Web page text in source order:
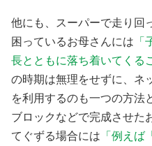
他にも、スーパーで走り回
困っているお母さんには
長とともに落ち着いてくる
の時期は無理をせずに、ネ
を利用するのも一つの方法
ブロックなどで完成させた
てぐずる場合には 「例え